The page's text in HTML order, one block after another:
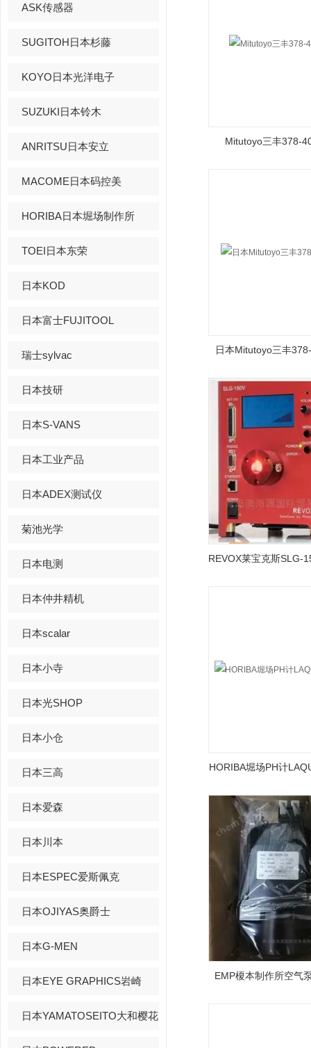
ASK传感器
SUGITOH日本杉藤
KOYO日本光洋电子
SUZUKI日本铃木
ANRITSU日本安立
MACOME日本码控美
HORIBA日本堀场制作所
TOEI日本东荣
日本KOD
日本富士FUJITOOL
瑞士sylvac
日本技研
日本S-VANS
日本工业产品
日本ADEX测试仪
菊池光学
日本电测
日本仲井精机
日本scalar
日本小寺
日本光SHOP
日本小仓
日本三高
日本爱森
日本川本
日本ESPEC爱斯佩克
日本OJIYAS奥爵士
日本G-MEN
日本EYE GRAPHICS岩崎
日本YAMATOSEITO大和樱花
Mitutoyo三丰378-
日本Mitutoyo三丰
HORIBA堀场PH计
EMP榎本制作所空气